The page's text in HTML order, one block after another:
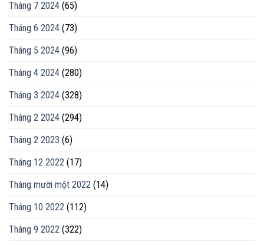
Tháng 7 2024 (65)
Tháng 6 2024 (73)
Tháng 5 2024 (96)
Tháng 4 2024 (280)
Tháng 3 2024 (328)
Tháng 2 2024 (294)
Tháng 2 2023 (6)
Tháng 12 2022 (17)
Tháng mười một 2022 (14)
Tháng 10 2022 (112)
Tháng 9 2022 (322)